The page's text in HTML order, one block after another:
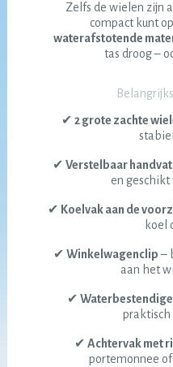
Zelfs de wielen zijn
compact kunt
waterafstotende
tas droog –
✔ 2 grote zachte
✔Verstelbaar handvat
en
✔ Koelvak aan de
koel
✔ Winkelwagenclip–
aan het
✔
praktisch
✔ Achtervak met
portemonnee